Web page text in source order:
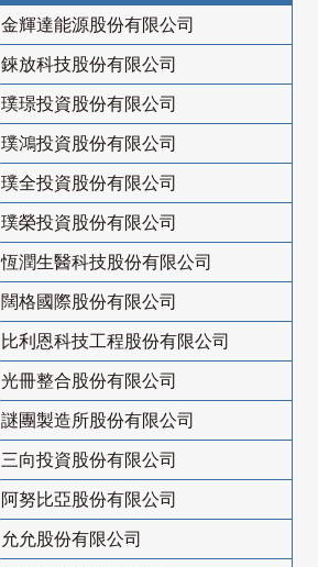
金輝達能源股份有限公司
錸放科技股份有限公司
璞璟投資股份有限公司
璞鴻投資股份有限公司
璞全投資股份有限公司
璞榮投資股份有限公司
恆潤生醫科技股份有限公司
闊格國際股份有限公司
比利恩科技工程股份有限公司
光冊整合股份有限公司
謎團製造所股份有限公司
三向投資股份有限公司
阿努比亞股份有限公司
允允股份有限公司